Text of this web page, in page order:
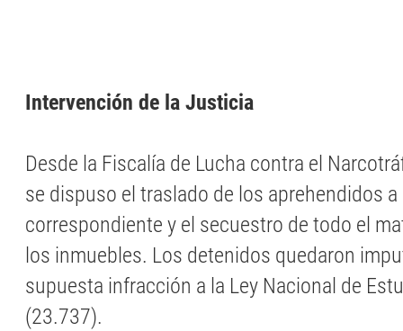
Intervención de la Justicia
Desde la Fiscalía de Lucha contra el
se dispuso el traslado de los aprehendidos
correspondiente y el secuestro de todo el
los inmuebles. Los detenidos quedaron
supuesta infracción a la Ley Nacional de
(23.737).